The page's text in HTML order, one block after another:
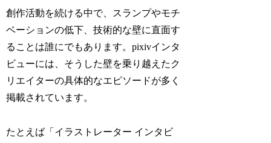
創作活動を続ける中で、スランプやモチ
ベーションの低下、技術的な壁に直面す
ることは誰にでもあります。pixivインタ
ビューには、そうした壁を乗り越えたク
リエイターの具体的なエピソードが多く
掲載されています。
たとえば「イラストレーター インタビ